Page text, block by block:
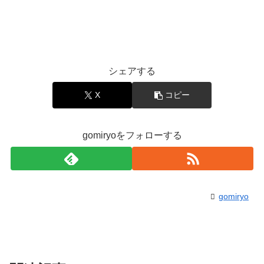
シェアする
X コピー
gomiryoをフォローする
gomiryo